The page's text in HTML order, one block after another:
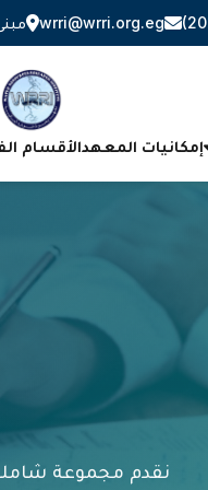
wrri@wrri.org.eg
إمكانيات المعهدالأقسام
نقدم مجموعة شاملة